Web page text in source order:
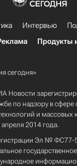
Интервью
Продукты
сегодня»
Новости
по надзору в сфере
и массовых
2014 года.
Эл № ФС77-